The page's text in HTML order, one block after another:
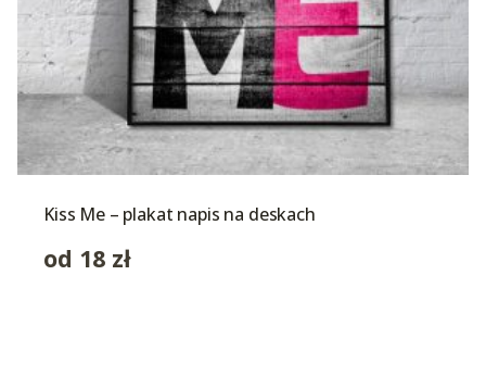
Kiss Me – plakat napis na deskach
od 18 zł